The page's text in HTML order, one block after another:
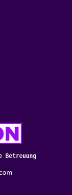
Betreuung